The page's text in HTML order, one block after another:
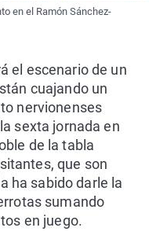
en el Ramón Sánchez-
el escenario de un
cuajando un
nervionenses
sexta jornada en
de la tabla
que son
ha sabido darle la
sumando
en juego.